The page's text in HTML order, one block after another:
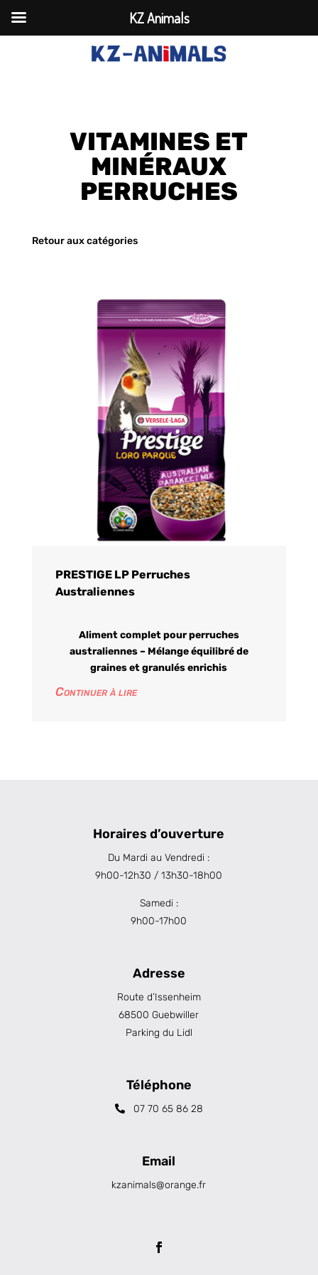
VITAMINES ET
MINÉRAUX
PERRUCHES
Retour aux catégories
PRESTIGE LP Perruches
Australiennes
Aliment complet pour perruches
australiennes – Mélange équilibré de
graines et granulés enrichis
Continuer à lire
Horaires d’ouverture
Du Mardi au Vendredi :
9h00-12h30 / 13h30-18h00
Samedi :
9h00-17h00
Adresse
Route d’Issenheim
68500 Guebwiller
Parking du Lidl
Téléphone
07 70 65 86 28
Email
kzanimals@orange.fr
KZ Animals